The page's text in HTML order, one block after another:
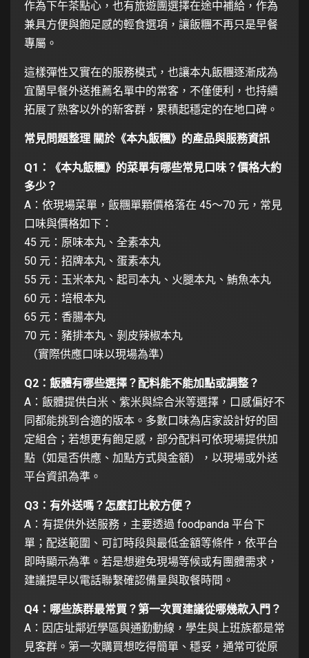
作為下午茶點心，也有旅遊團選擇在途中補給，作為
兼具方便與飽足感的輕食選項，讓飯糰不再只是早餐
專屬。
這樣彈性又實在的服務模式，也讓本丸飯糰逐漸成為
宜蘭早餐外送推薦名單中的常客，不僅便利，也持續
拓展了熟客以外的新客群，累積起穩定的在地口碑。
常見問題整理 關於《本丸飯糰》的產品與服務資訊
Q1：《本丸飯糰》的菜單有哪些常見口味？價格大約
多少？
A：依現場菜單，飯糰單顆價格落在 45～70 元，常見
口味與價格如下：
45 元：原味本丸、全素本丸
50 元：招牌本丸、蛋素本丸
55 元：玉米本丸、起司本丸、火腿本丸、鮪魚本丸
60 元：培根本丸
65 元：香腸本丸
70 元：豬排本丸、剝皮辣椒本丸
（實際供應口味以現場為準）
Q2：飯體有哪些選擇？配料能不能加點或調整？
A：飯體提供白米、紫米與綜合米等選擇，口感偏好不
同都能挑到合適的版本。多數口味為店家設計好的固
定組合；若想更有飽足感，部分配料可依現場提供加
點（如是否供應、加點方式與金額），以現場或外送
平台資訊為準。
Q3：有外送嗎？怎麼訂比較方便？
A：有提供外送服務，主要透過 foodpanda 平台下
單；配送範圍、可訂時段與最低金額等條件，依平台
即時顯示為準。若是想避免現場等候或有團體需求，
建議提早以電話聯繫確認備量與取餐時間。
Q4：哪些族群最常買？第一次買建議從哪幾款入門？
A：因店址鄰近學區與通勤動線，學生與上班族都是常
見客群。第一次購買想吃得簡單、穩妥，通常可從原